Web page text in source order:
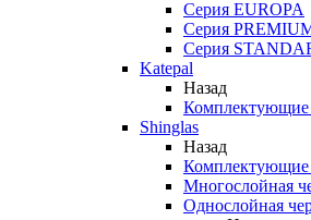
Серия EUROPA
Серия
Серия
Katepal
Назад
Комплектующие
Shinglas
Назад
Комплектующие
Многослойная
Однослойная